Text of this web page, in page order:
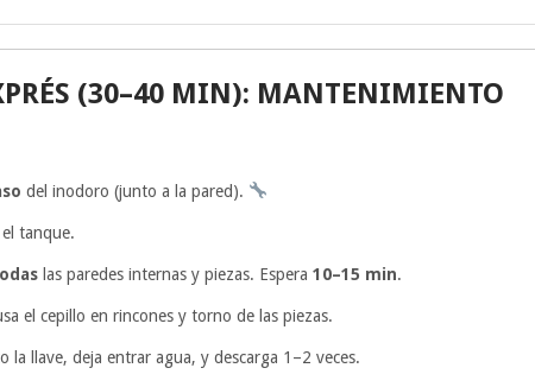
(30–40 MIN): MANTENIMIENTO
del inodoro (junto a la pared).
tanque.
las paredes internas y piezas. Espera 10–15 min.
el cepillo en rincones y torno de las piezas.
la llave, deja entrar agua, y descarga 1–2 veces.